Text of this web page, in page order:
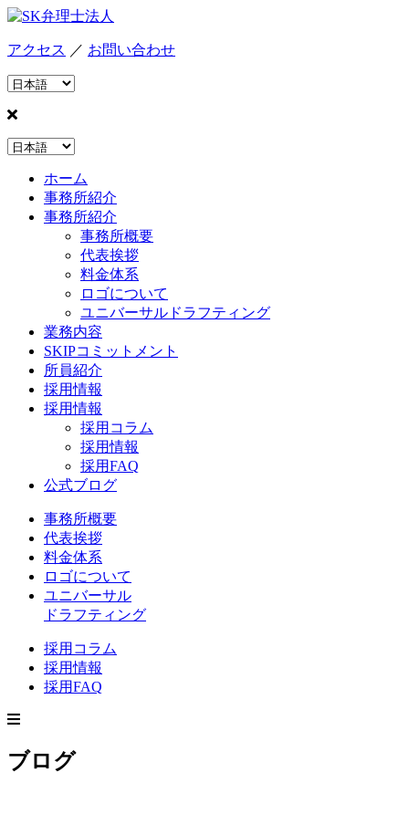
アクセス ／ お問い合わせ
ホーム
事務所紹介
事務所紹介
事務所概要
代表挨拶
料金体系
ロゴについて
ユニバーサルドラフティング
業務内容
SKIPコミットメント
所員紹介
採用情報
採用情報
採用コラム
採用情報
採用FAQ
公式ブログ
事務所概要
代表挨拶
料金体系
ロゴについて
ユニバーサル
ドラフティング
採用コラム
採用情報
採用FAQ
ブログ